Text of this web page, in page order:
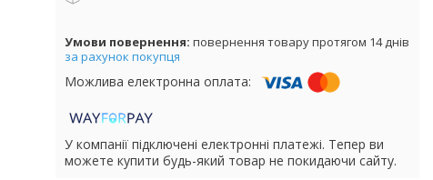
повернення товару протягом 14 днів
за рахунок покупця
У компанії підключені електронні платежі. Тепер ви
можете купити будь-який товар не покидаючи сайту.